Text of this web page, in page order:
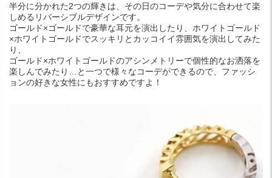
半分に分かれた2つの輝きは、その日のコーデや気分に合わせて楽
しめるリバーシブルデザインです。
ゴールド×ゴールドで豪華な耳元を演出したり、ホワイトゴールド
×ホワイトゴールドでスッキリとカッコイイ雰囲気を演出してみた
り、
ゴールド×ホワイトゴールドのアシンメトリーで個性的なお洒落を
楽しんでみたり…と一つで様々なコーデができるので、ファッシ
ョンの好きな女性にもおすすめですよ！